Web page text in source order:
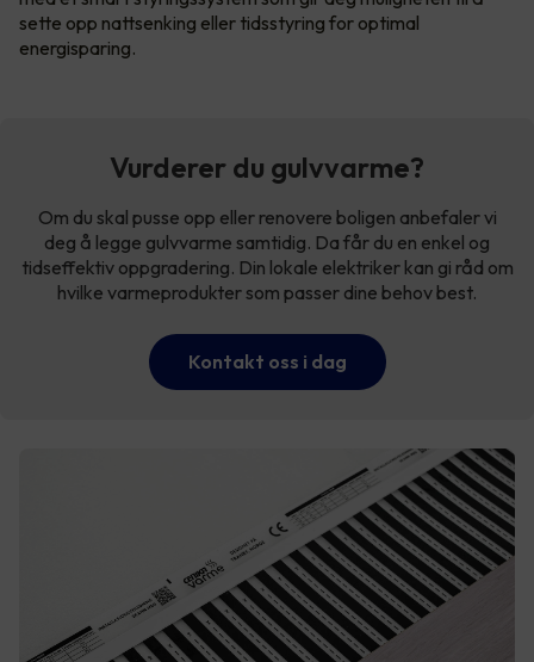
sette opp nattsenking eller tidsstyring for optimal
energisparing.
Vurderer du gulvvarme?
Om du skal pusse opp eller renovere boligen anbefaler vi
deg å legge gulvvarme samtidig. Da får du en enkel og
tidseffektiv oppgradering. Din lokale elektriker kan gi råd om
hvilke varmeprodukter som passer dine behov best.
Kontakt oss i dag